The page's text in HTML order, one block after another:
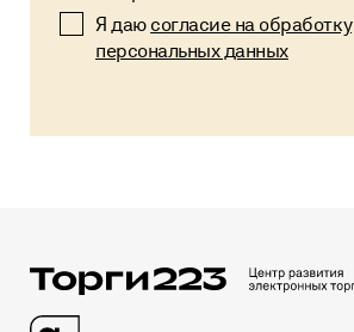
Я даю согласие на обработку
персональных данных